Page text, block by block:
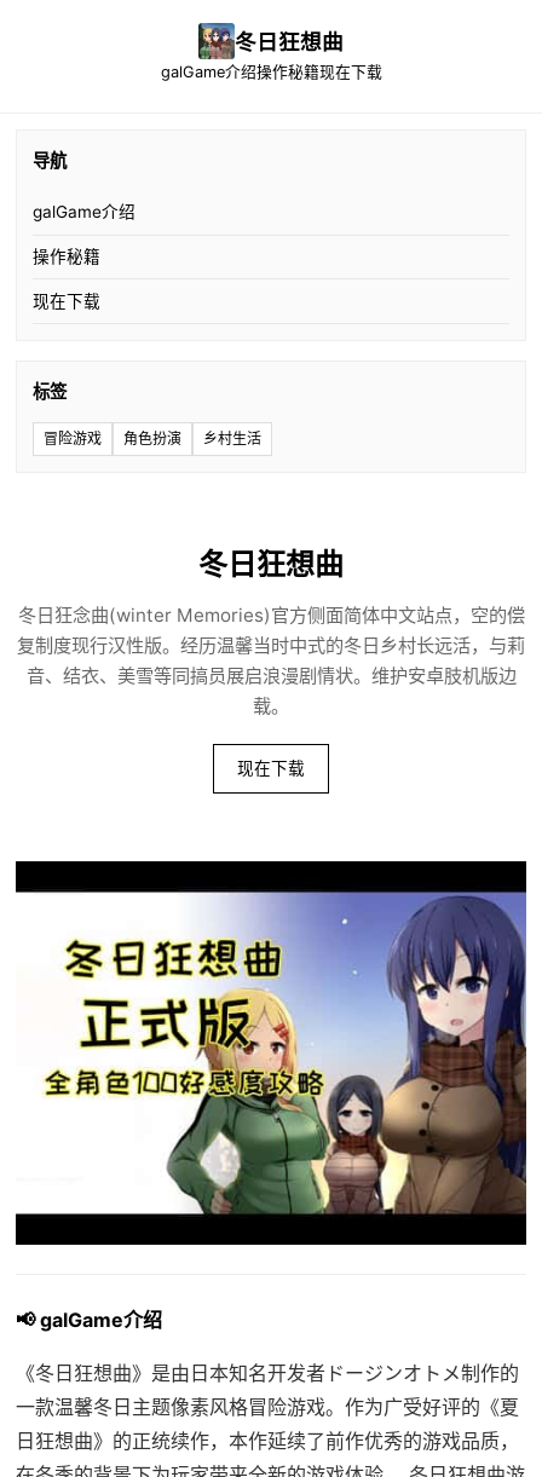
冬日狂想曲
galGame介绍操作秘籍现在下载
导航
galGame介绍
操作秘籍
现在下载
标签
冒险游戏 角色扮演 乡村生活
冬日狂想曲
冬日狂念曲(winter Memories)官方侧面简体中文站点，空的偿
复制度现行汉性版。经历温馨当时中式的冬日乡村长远活，与莉
音、结衣、美雪等同搞员展启浪漫剧情状。维护安卓肢机版边
载。
现在下载
📢 galGame介绍
《冬日狂想曲》是由日本知名开发者ドージンオトメ制作的
一款温馨冬日主题像素风格冒险游戏。作为广受好评的《夏
日狂想曲》的正统续作，本作延续了前作优秀的游戏品质，